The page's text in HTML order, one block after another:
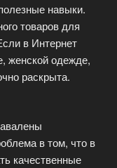
навыки.
товаров для
в Интернет
женской одежде,
раскрыта.
в том, что в
качественные